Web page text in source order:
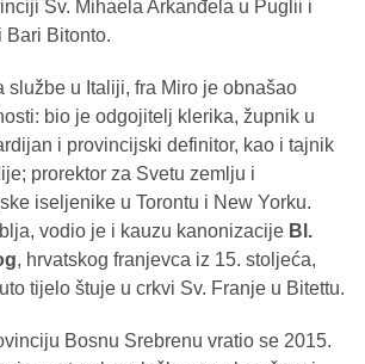
Sv. Mihaela Arkanđela u Puglii i
Bari Bitonto.
službe u Italiji, fra Miro je obnašao
bio je odgojitelj klerika, župnik u
i provincijski definitor, kao i tajnik
prorektor za Svetu zemlju i
iseljenike u Torontu i New Yorku.
vodio je i kauzu kanonizacije Bl.
, hrvatskog franjevca iz 15. stoljeća,
tijelo štuje u crkvi Sv. Franje u Bitettu.
Bosnu Srebrenu vratio se 2015.